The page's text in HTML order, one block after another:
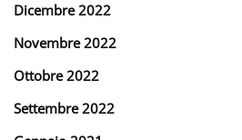
Dicembre 2022
Novembre 2022
Ottobre 2022
Settembre 2022